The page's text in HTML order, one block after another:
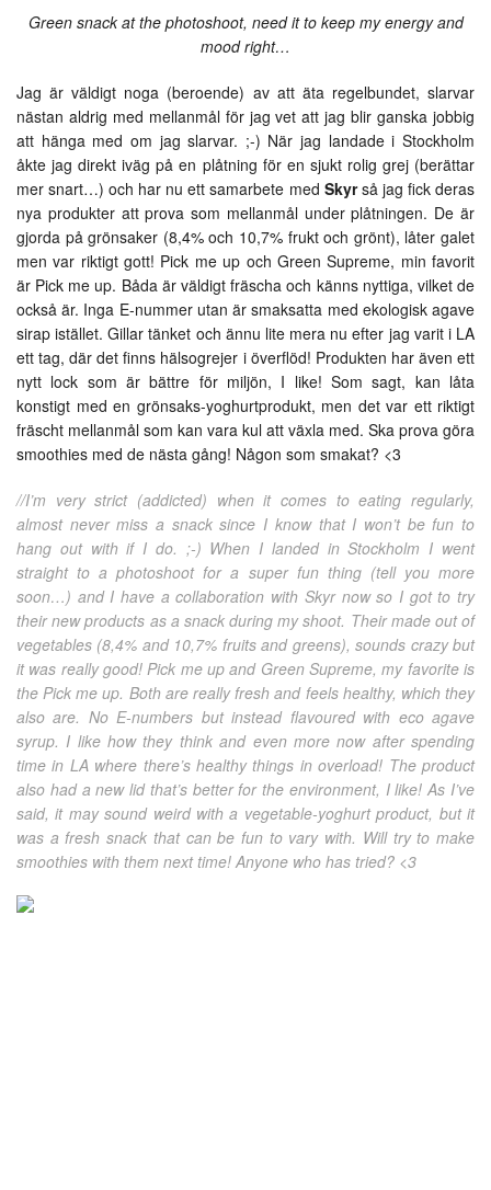
Green snack at the photoshoot, need it to keep my energy and
mood right…
Jag är väldigt noga (beroende) av att äta regelbundet, slarvar
nästan aldrig med mellanmål för jag vet att jag blir ganska jobbig
att hänga med om jag slarvar. ;-) När jag landade i Stockholm
åkte jag direkt iväg på en plåtning för en sjukt rolig grej (berättar
mer snart…) och har nu ett samarbete med Skyrså jag fick deras
nya produkter att prova som mellanmål under plåtningen. De är
gjorda på grönsaker (8,4% och 10,7% frukt och grönt), låter galet
men var riktigt gott! Pick me up och Green Supreme, min favorit
är Pick me up. Båda är väldigt fräscha och känns nyttiga, vilket de
också är. Inga E-nummer utan är smaksatta med ekologisk agave
sirap istället. Gillar tänket och ännu lite mera nu efter jag varit i LA
ett tag, där det finns hälsogrejer i överflöd! Produkten har även ett
nytt lock som är bättre för miljön, I like! Som sagt, kan låta
konstigt med en grönsaks-yoghurtprodukt, men det var ett riktigt
fräscht mellanmål som kan vara kul att växla med. Ska prova göra
smoothies med de nästa gång! Någon som smakat? <3
//I’m very strict (addicted) when it comes to eating regularly,
almost never miss a snack since I know that I won’t be fun to
hang out with if I do. ;-) When I landed in Stockholm I went
straight to a photoshoot for a super fun thing (tell you more
soon…) and I have a collaboration with Skyr now so I got to try
their new products as a snack during my shoot. Their made out of
vegetables (8,4% and 10,7% fruits and greens), sounds crazy but
it was really good! Pick me up and Green Supreme, my favorite is
the Pick me up. Both are really fresh and feels healthy, which they
also are. No E-numbers but instead flavoured with eco agave
syrup. I like how they think and even more now after spending
time in LA where there’s healthy things in overload! The product
also had a new lid that’s better for the environment, I like! As I’ve
said, it may sound weird with a vegetable-yoghurt product, but it
was a fresh snack that can be fun to vary with. Will try to make
smoothies with them next time! Anyone who has tried? <3